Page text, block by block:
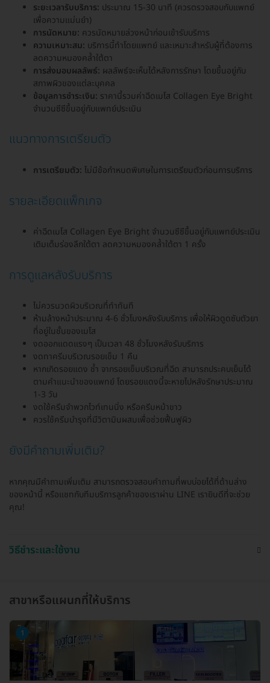
ระยะเวลารับบริการ: ประมาณ 15-30 นาที (ควรตรวจสอบกับแพทย์
เพื่อความแม่นยำ)
การนัดหมาย: ควรนัดหมายล่วงหน้าก่อนเข้ารับบริการ
ความเหมาะสม: บริการนี้ทำโดยแพทย์ และเหมาะสำหรับผู้ที่ต้องการ
ลดความหมองคล้ำใต้ตา
การส่งมอบผลลัพธ์: ผลลัพธ์จะเห็นได้หลังการรักษา โดยขึ้นอยู่กับ
สภาพผิวของแต่ละบุคคล
ข้อมูลการชำระเงิน: ราคานี้รวมค่าฉีดเมโส Collagen Eye Bright
จำนวนซีซีขึ้นอยู่กับแพทย์ประเมิน
แนวทางการเตรียมตัว
การเตรียมตัว: ไม่มีข้อกำหนดพิเศษในการเตรียมตัวก่อนการบริการ
รายละเอียดแพ็กเกจ
ค่าฉีดเมโส Collagen Eye Bright จำนวนซีซีขึ้นอยู่กับแพทย์ประเมิน
เติมเต็มร่องลึกใต้ตา ลดความหมองคล้ำใต้ตา 1 ครั้ง
การดูแลหลังรับบริการ
ไม่ควรนวดผิวบริเวณที่ทำทันที
ห้ามล้างหน้าประมาณ 4-6 ชั่วโมงหลังรับบริการ เพื่อให้ผิวดูดซับตัวยา
ที่อยู่ในชั้นของเมโส
งดออกแดดแรงๆ เป็นเวลา 48 ชั่วโมงหลังรับบริการ
งดทาครีมบริเวณรอยเข็ม 1 คืน
หากเกิดรอยแดง ช้ำ จากรอยเข็มบริเวณที่ฉีด สามารถประคบเย็นได้
ตามคำแนะนำของแพทย์ โดยรอยแดงนี้จะหายไปหลังรักษาประมาณ
1-3 วัน
งดใช้ครีมจำพวกไวท์เทนนิ่ง หรือครีมหน้าขาว
ควรใช้ครีมบำรุงที่มีวิตามินผสมเพื่อช่วยฟื้นฟูผิว
ยังมีคำถามเพิ่มเติม?
หากคุณมีคำถามเพิ่มเติม สามารถตรวจสอบคำถามที่พบบ่อยได้ที่ด้านล่าง
ของหน้านี้ หรือแชทกับทีมบริการลูกค้าของเราผ่าน LINE เรายินดีที่จะช่วย
คุณ!
วิธีชำระและใช้งาน
สาขาหรือแผนกที่ให้บริการ
1